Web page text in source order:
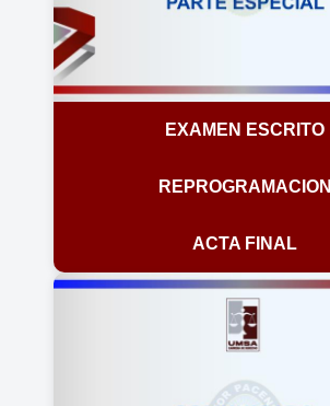
EXAMEN ESCRITO
REPROGRAMACION
ACTA FINAL